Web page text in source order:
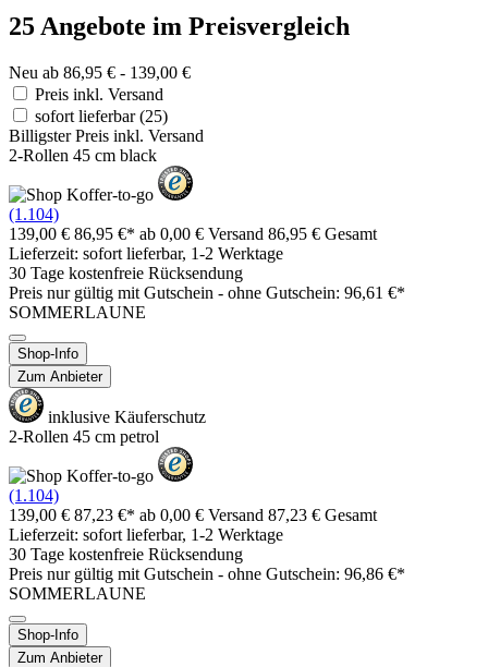
25 Angebote im Preisvergleich
Neu ab 86,95 € - 139,00 €
Preis inkl. Versand
sofort lieferbar(25)
Billigster Preis inkl. Versand
2-Rollen 45 cm black
(1.104)
139,00 € 86,95 €* ab 0,00 € Versand 86,95 € Gesamt
Lieferzeit: sofort lieferbar, 1-2 Werktage
30 Tage kostenfreie Rücksendung
Preis nur gültig mit Gutschein - ohne Gutschein: 96,61 €*
SOMMERLAUNE
Shop-Info
Zum Anbieter
inklusive Käuferschutz
2-Rollen 45 cm petrol
(1.104)
139,00 € 87,23 €* ab 0,00 € Versand 87,23 € Gesamt
Lieferzeit: sofort lieferbar, 1-2 Werktage
30 Tage kostenfreie Rücksendung
Preis nur gültig mit Gutschein - ohne Gutschein: 96,86 €*
SOMMERLAUNE
Shop-Info
Zum Anbieter